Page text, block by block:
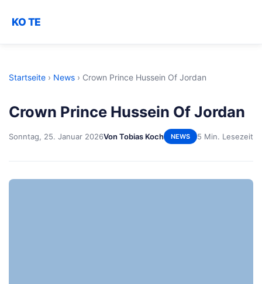
KO TE
Startseite › News › Crown Prince Hussein Of Jordan
Crown Prince Hussein Of Jordan
Sonntag, 25. Januar 2026Von Tobias Koch NEWS 5 Min. Lesezeit